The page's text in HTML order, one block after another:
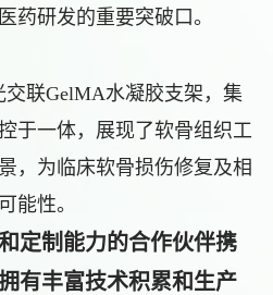
药研发的重要突破口。
联GelMA水凝胶支架，集
于一体，展现了软骨组织工
，为临床软骨损伤修复及相
能性。
定制能力的合作伙伴携
有丰富技术积累和生产